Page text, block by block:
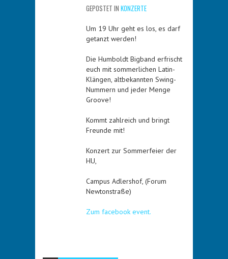
GEPOSTET IN KONZERTE
Um 19 Uhr geht es los, es darf
getanzt werden!
Die Humboldt Bigband erfrischt
euch mit sommerlichen Latin-
Klängen, altbekannten Swing-
Nummern und jeder Menge
Groove!
Kommt zahlreich und bringt
Freunde mit!
Konzert zur Sommerfeier der
HU,
Campus Adlershof, (Forum
Newtonstraße)
Zum facebook event.